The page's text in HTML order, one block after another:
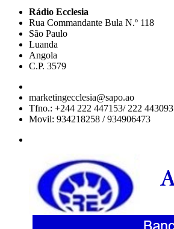
Rádio Ecclesia
Rua Commandante Bula N.º 118
São Paulo
Luanda
Angola
C.P. 3579
marketingecclesia@sapo.ao
Tfno.: +244 222 447153/ 222 443093
Movil: 934218258 / 934906473